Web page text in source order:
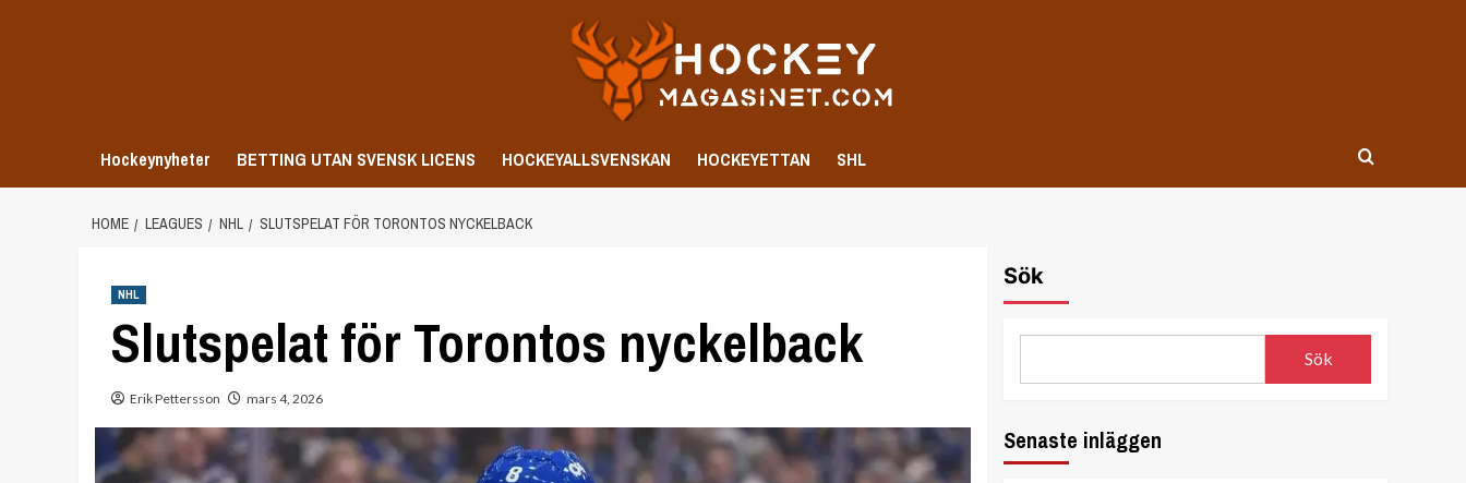
Hockeynyheter BETTING UTAN SVENSK LICENS HOCKEYALLSVENSKAN HOCKEYETTAN SHL
HOME LEAGUES NHL SLUTSPELAT FÖR TORONTOS NYCKELBACK
NHL
Slutspelat för Torontos nyckelback
Erik Pettersson mars 4, 2026
Sök
Sök
Senaste inläggen